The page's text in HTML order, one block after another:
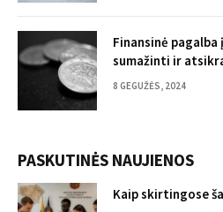
Finansinė
sumažinti ir
8 GEGUŽĖS, 2024
PASKUTINĖS NAUJIENOS
Kaip skirtingose